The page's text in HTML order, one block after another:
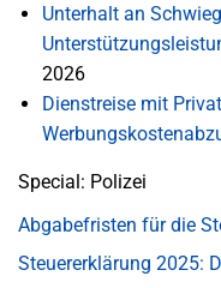
Unterhalt an
2026
Dienstreise mit
Special: Polizei
Abgabefristen für die
Steuererklärung 2025: